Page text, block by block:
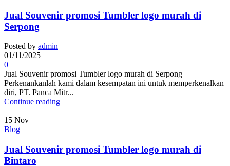
Jual Souvenir promosi Tumbler logo murah di
Serpong
Posted by admin
01/11/2025
0
Jual Souvenir promosi Tumbler logo murah di Serpong
Perkenankanlah kami dalam kesempatan ini untuk memperkenalkan
diri, PT. Panca Mitr...
Continue reading
15 Nov
Blog
Jual Souvenir promosi Tumbler logo murah di
Bintaro